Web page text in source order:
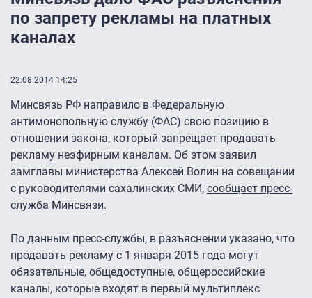
по запрету рекламы на платных
каналах
22.08.2014 14:25
Минсвязь РФ направило в Федеральную
антимонопольную службу (ФАС) свою позицию в
отношении закона, который запрещает продавать
рекламу неэфирным каналам. Об этом заявил
замглавы министерства Алексей Волин на совещании
с руководителями сахалинских СМИ, сообщает пресс-
служба Минсвязи.
По данным пресс-службы, в разъяснении указано, что
продавать рекламу с 1 января 2015 года могут
обязательные, общедоступные, общероссийские
каналы, которые входят в первый мультиплекс